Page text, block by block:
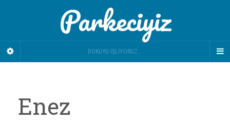
Parkeciyiz
DOKUYU İŞLIYORUZ...
Enez